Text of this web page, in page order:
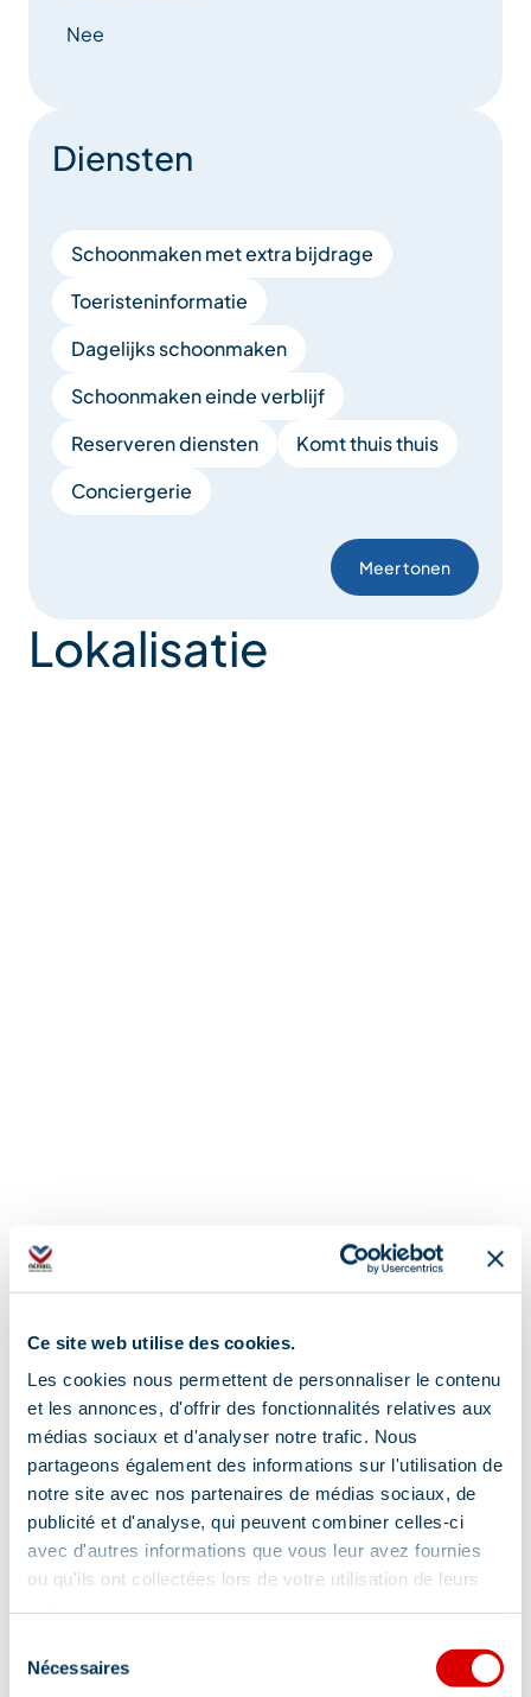
Ce site web utilise des cookies.
Les cookies nous permettent de personnaliser le contenu
et les annonces, d'offrir des fonctionnalités relatives aux
médias sociaux et d'analyser notre trafic. Nous
partageons également des informations sur l'utilisation de
notre site avec nos partenaires de médias sociaux, de
publicité et d'analyse, qui peuvent combiner celles-ci
avec d'autres informations que vous leur avez fournies
ou qu'ils ont collectées lors de votre utilisation de leurs
Nécessaires
Nee
Diensten
Schoonmaken met extra bijdrage
Toeristeninformatie
Dagelijks schoonmaken
Schoonmaken einde verblijf
Reserveren diensten
Komt thuis thuis
Conciergerie
Meer tonen
Lokalisatie
Adres
Chalet Cleopatre - Le Villaret, 73550 Les Allues
Informatie bijgewerkt op
02/09/2026.